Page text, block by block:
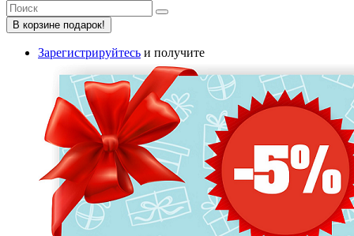
В корзине подарок!
Зарегистрируйтесь и получите